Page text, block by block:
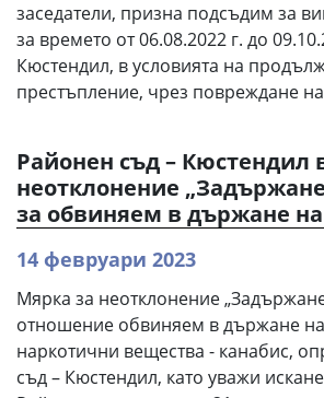
заседатели, призна подсъдим за
за времето от 06.08.2022 г. до
Кюстендил, в условията на
престъпление, чрез повреждане
Районен съд – Кюстендил
неотклонение
за обвиняем в държане
14 февруари 2023
Мярка за неотклонение
отношение обвиняем в държане
наркотични вещества - канабис,
съд – Кюстендил, като уважи